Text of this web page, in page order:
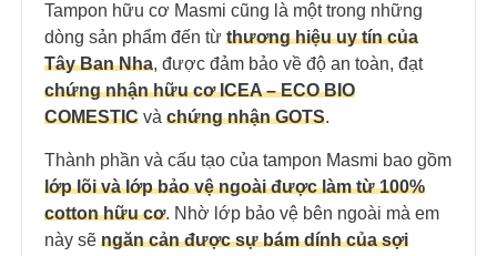
Tampon hữu cơ Masmi cũng là một trong những
dòng sản phẩm đến từ thương hiệu uy tín của
Tây Ban Nha, được đảm bảo về độ an toàn, đạt
chứng nhận hữu cơ ICEA – ECO BIO
COMESTIC và chứng nhận GOTS.
Thành phần và cấu tạo của tampon Masmi bao gồm
lớp lõi và lớp bảo vệ ngoài được làm từ 100%
cotton hữu cơ. Nhờ lớp bảo vệ bên ngoài mà em
này sẽ ngăn cản được sự bám dính của sợi